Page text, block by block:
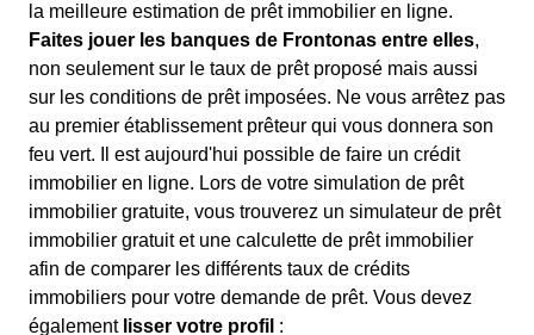
la meilleure estimation de prêt immobilier en ligne.
Faites jouer les banques de Frontonas entre elles,
non seulement sur le taux de prêt proposé mais aussi
sur les conditions de prêt imposées. Ne vous arrêtez pas
au premier établissement prêteur qui vous donnera son
feu vert. Il est aujourd'hui possible de faire un crédit
immobilier en ligne. Lors de votre simulation de prêt
immobilier gratuite, vous trouverez un simulateur de prêt
immobilier gratuit et une calculette de prêt immobilier
afin de comparer les différents taux de crédits
immobiliers pour votre demande de prêt. Vous devez
également lisser votre profil :